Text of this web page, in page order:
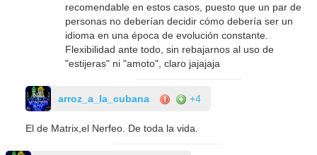
recomendable en estos casos, puesto que un par de
personas no deberían decidir cómo debería ser un
idioma en una época de evolución constante.
Flexibilidad ante todo, sin rebajarnos al uso de
"estijeras" ni "amoto", claro jajajaja
arroz_a_la_cubana +4
El de Matrix,el Nerfeo. De toda la vida.